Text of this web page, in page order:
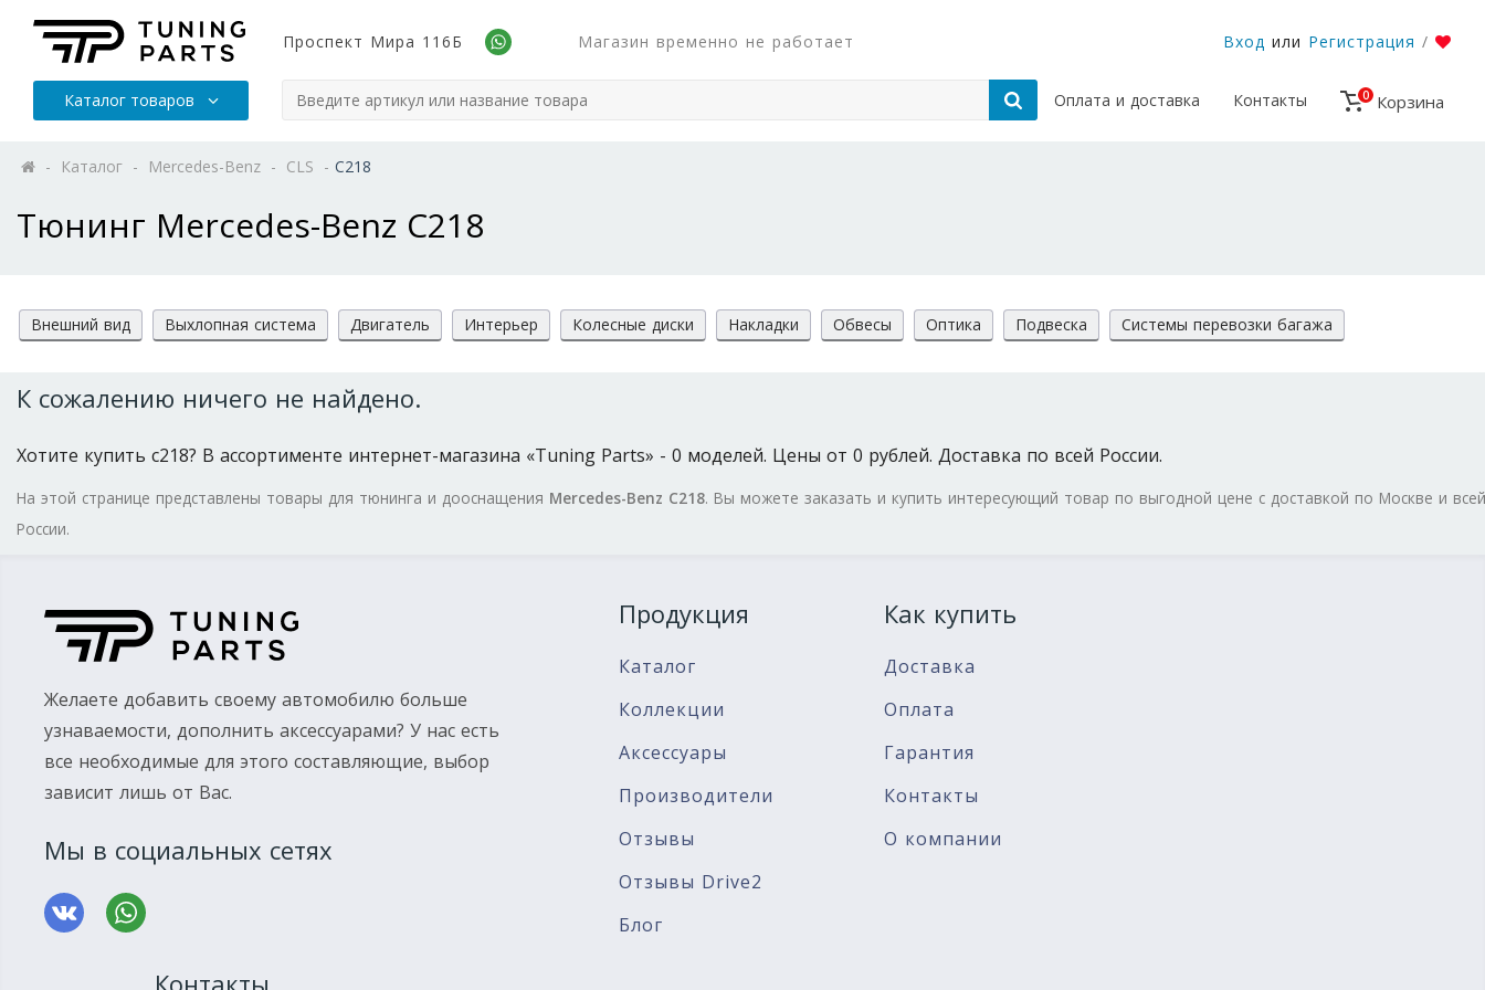
Проспект Мира 116Б Магазин временно не работает Вход или Регистрация /
Каталог товаров Оплата и доставка Контакты 0 Корзина
- Каталог - Mercedes-Benz - CLS - C218
Тюнинг Mercedes-Benz C218
Внешний вид Выхлопная система Двигатель Интерьер Колесные диски Накладки Обвесы Оптика Подвеска Системы перевозки багажа
К сожалению ничего не найдено.
Хотите купить c218? В ассортименте интернет-магазина «Tuning Parts» - 0 моделей. Цены от 0 рублей. Доставка по всей России.
На этой странице представлены товары для тюнинга и дооснащения Mercedes-Benz C218. Вы можете заказать и купить интересующий товар по выгодной цене с доставкой по Москве и всей
России.
Желаете добавить своему автомобилю больше
узнаваемости, дополнить аксессуарами? У нас есть
все необходимые для этого составляющие, выбор
зависит лишь от Вас.
Мы в социальных сетях
Продукция
Каталог
Коллекции
Аксессуары
Производители
Отзывы
Отзывы Drive2
Блог
Как купить
Доставка
Оплата
Гарантия
Контакты
О компании